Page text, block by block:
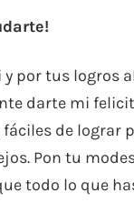
por tus logros
darte mi
de lograr
Pon tu
todo lo que